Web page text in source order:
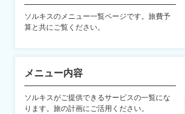
ソルキスのメニュー一覧ページです。旅費予
算と共にご覧ください。
メニュー内容
ソルキスがご提供できるサービスの一覧にな
ります。旅の計画にご活用ください。